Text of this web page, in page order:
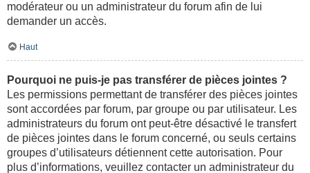
modérateur ou un administrateur du forum afin de lui
demander un accès.
Haut
Pourquoi ne puis-je pas transférer de pièces jointes ?
Les permissions permettant de transférer des pièces jointes
sont accordées par forum, par groupe ou par utilisateur. Les
administrateurs du forum ont peut-être désactivé le transfert
de pièces jointes dans le forum concerné, ou seuls certains
groupes d’utilisateurs détiennent cette autorisation. Pour
plus d’informations, veuillez contacter un administrateur du